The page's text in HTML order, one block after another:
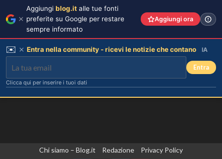
Chi siamo – Blog.it Redazione Privacy Policy
Aggiungi blog.it alle tue fonti
preferite su Google per restare
sempre informato
Aggiungi ora
✉️ Entra nella community - ricevi le notizie che contano IA
Entra
Clicca qui per inserire i tuoi dati